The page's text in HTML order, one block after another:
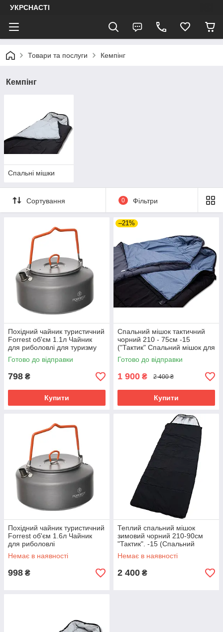
УКРСНАСТІ
Товари та послуги Кемпінг
Кемпінг
Спальні мішки
Сортування 0 Фільтри
Похідний чайник туристичний
Forrest об'єм 1.1л Чайник
для риболовлі для туризму
Готово до відправки
798 ₴
Купити
–21%
Спальний мішок тактичний
чорний 210 - 75см -15
("Тактик" Спальний мішок для
зими)
Готово до відправки
1 900 ₴ 2 400 ₴
Купити
Похідний чайник туристичний
Forrest об'єм 1.6л Чайник
для риболовлі
Немає в наявності
998 ₴
Теплий спальний мішок
зимовий чорний 210-90см
"Тактик". -15 (Спальний
мішок-ковдра)
Немає в наявності
2 400 ₴